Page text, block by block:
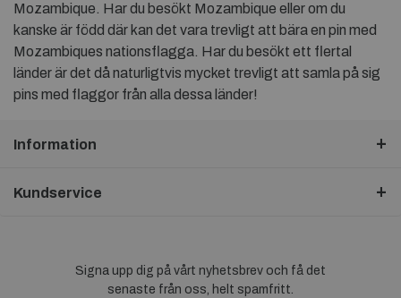
Mozambique. Har du besökt Mozambique eller om du
kanske är född där kan det vara trevligt att bära en pin med
Mozambiques nationsflagga. Har du besökt ett flertal
länder är det då naturligtvis mycket trevligt att samla på sig
pins med flaggor från alla dessa länder!
Information
Kundservice
Signa upp dig på vårt nyhetsbrev och få det
senaste från oss, helt spamfritt.